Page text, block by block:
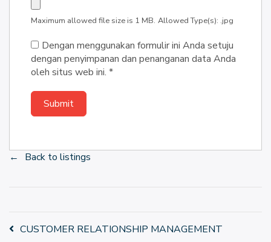
Maximum allowed file size is 1 MB. Allowed Type(s): .jpg
Dengan menggunakan formulir ini Anda setuju
dengan penyimpanan dan penanganan data Anda
oleh situs web ini. *
Back to listings
Post
CUSTOMER RELATIONSHIP MANAGEMENT